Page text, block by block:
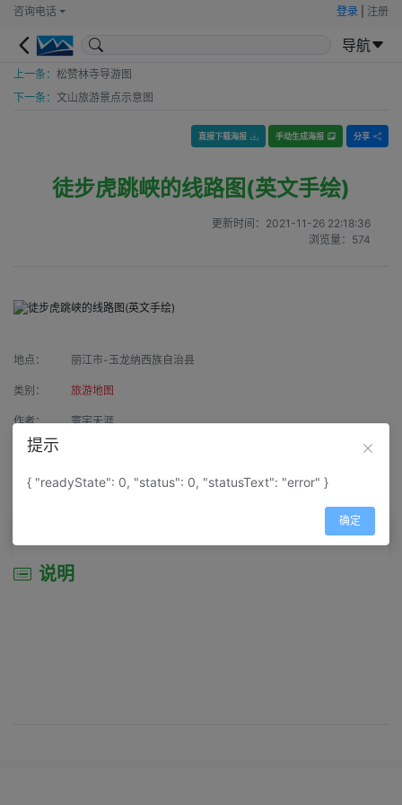
咨询电话 登录 注册
导航
上一条： 松赞林寺导游图
下一条： 文山旅游景点示意图
直接下载海报 手动生成海报 分享
徒步虎跳峡的线路图(英文手绘)
更新时间： 2021-11-26 22:18:36
浏览量： 574
地点： 丽江市-玉龙纳西族自治县
类别： 旅游地图
作者： 寰宇天涯
来源：
属性： 地图属性： 地图类型-景区导游图
说明
提示
{ "readyState": 0, "status": 0, "statusText": "error" }
确定